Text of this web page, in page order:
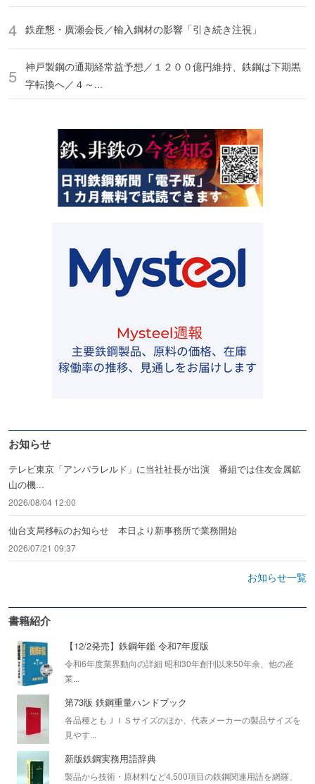
鉄産懇・廣瀬会長／輸入鋼材の影響「引き続き注視」
神戸製鋼の通期経常益予想／１２００億円維持、鉄鋼は下期黒
字転換へ／４～...
お知らせ
テレビ東京「アンパラレルド」に当社社長が出演 番組では住友金属鉱
山の機...
2026/08/04 12:00
仙台支局移転のお知らせ 本日より新事務所で業務開始
2026/07/21 09:37
お知らせ一覧
書籍紹介
【12/2発売】鉄鋼年鑑 令和7年度版
令和6年度業界動向の詳細 昭和30年創刊以来50年余、他の産
業...
第73版 鉄鋼重量ハンドブック
各品種ともＪＩＳサイズのほか、代表メーカーの製品サイズを
見やす...
新版鉄鋼実務用語辞典
製品から技術・原材料など4,500項目の鉄鋼関連用語を網羅、